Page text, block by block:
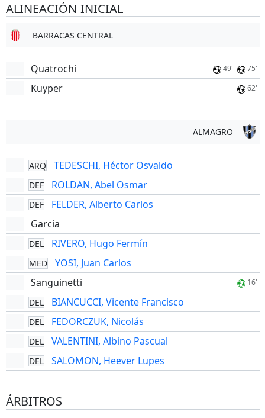
ALINEACIÓN INICIAL
BARRACAS CENTRAL
Quatrochi 49' 75'
Kuyper 62'
ALMAGRO
ARQ TEDESCHI, Héctor Osvaldo
DEF ROLDAN, Abel Osmar
DEF
FELDER, Alberto Carlos
Garcia
DEL RIVERO, Hugo Fermín
MED
YOSI, Juan Carlos
Sanguinetti
16'
DEL BIANCUCCI, Vicente Francisco
DEL FEDORCZUK, Nicolás
DEL VALENTINI, Albino Pascual
DEL SALOMON, Heever Lupes
ÁRBITROS